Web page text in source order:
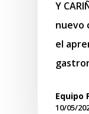
Y
nuevo
el
Equipo
10/05/